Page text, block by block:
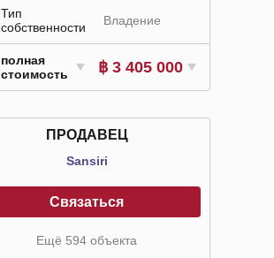
Тип
собственности
Владение
полная
стоимость
฿ 3 405 000
ПРОДАВЕЦ
Sansiri
Связаться
Ещё 594 объекта